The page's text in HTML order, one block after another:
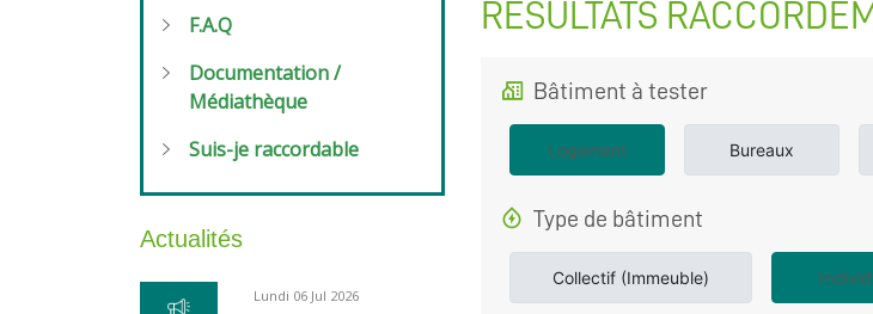
F.A.Q
Documentation /
Médiathèque
Suis-je raccordable
Actualités
Lundi 06 Jul 2026
RÉSULTATS
Bâtiment à tester
Logement Bureaux
Type de bâtiment
Collectif (Immeuble)